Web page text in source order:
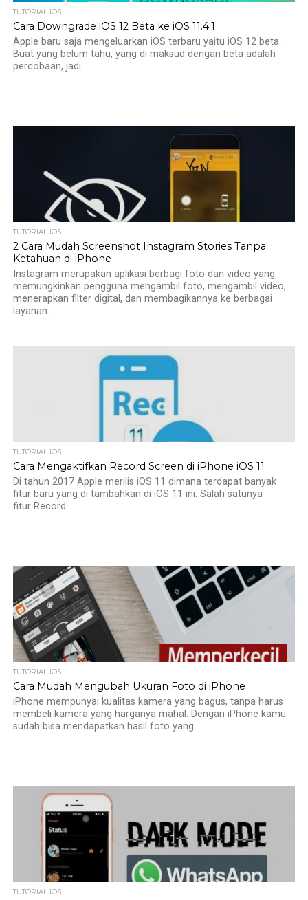
TUTORIAL IOS
Cara Downgrade iOS 12 Beta ke iOS 11.4.1
Apple baru saja mengeluarkan iOS terbaru yaitu iOS 12 beta.
Buat yang belum tahu, yang di maksud dengan beta adalah
percobaan, jadi...
TUTORIAL IOS
2 Cara Mudah Screenshot Instagram Stories Tanpa
Ketahuan di iPhone
Instagram merupakan aplikasi berbagi foto dan video yang
memungkinkan pengguna mengambil foto, mengambil video,
menerapkan filter digital, dan membagikannya ke berbagai
layanan...
TUTORIAL IOS
Cara Mengaktifkan Record Screen di iPhone iOS 11
Di tahun 2017 Apple merilis iOS 11 dimana terdapat banyak
fitur baru yang di tambahkan di iOS 11 ini. Salah satunya
fitur Record...
TUTORIAL IOS
Cara Mudah Mengubah Ukuran Foto di iPhone
iPhone mempunyai kualitas kamera yang bagus, tanpa harus
membeli kamera yang harganya mahal. Dengan iPhone kamu
sudah bisa mendapatkan hasil foto yang...
TUTORIAL IOS